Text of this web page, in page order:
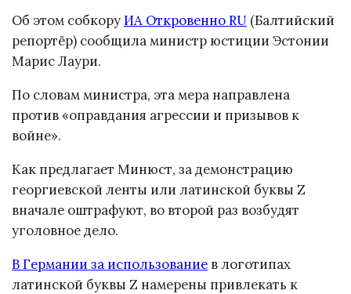
Об этом собкоруИА Откровенно RU (Балтийский
репортёр) сообщила министр юстиции Эстонии
Марис Лаури.
По словам министра, эта мера направлена
против «оправдания агрессии и призывов к
войне».
Как предлагает Минюст, за демонстрацию
георгиевской ленты или латинской буквы Z
вначале оштрафуют, во второй раз возбудят
уголовное дело.
В Германии за использование в логотипах
латинской буквы Z намерены привлекать к